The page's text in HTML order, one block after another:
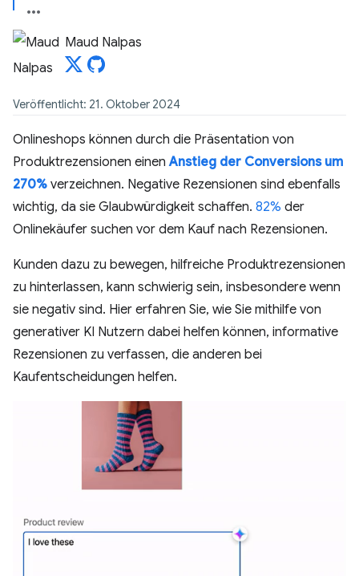
Maud Nalpas
Veröffentlicht: 21. Oktober 2024
Onlineshops können durch die Präsentation von
Produktrezensionen einenAnstieg der Conversions um
270% verzeichnen. Negative Rezensionen sind ebenfalls
wichtig, da sie Glaubwürdigkeit schaffen. 82% der
Onlinekäufer suchen vor dem Kauf nach Rezensionen.
Kunden dazu zu bewegen, hilfreiche Produktrezensionen
zu hinterlassen, kann schwierig sein, insbesondere wenn
sie negativ sind. Hier erfahren Sie, wie Sie mithilfe von
generativer KI Nutzern dabei helfen können, informative
Rezensionen zu verfassen, die anderen bei
Kaufentscheidungen helfen.